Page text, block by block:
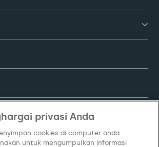
privasi Anda
cookies di computer anda.
untuk mengumpulkan informasi